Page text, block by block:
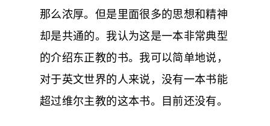
那么浓厚。但是里面很多的思想和精神
却是共通的。我认为这是一本非常典型
的介绍东正教的书。我可以简单地说，
对于英文世界的人来说，没有一本书能
超过维尔主教的这本书。目前还没有。